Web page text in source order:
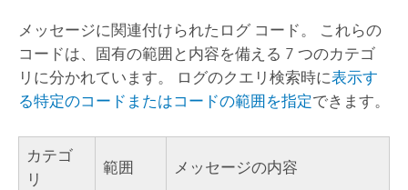
メッセージに関連付けられたログ コード。 これらの
コードは、固有の範囲と内容を備える 7 つのカテゴ
リに分かれています。 ログのクエリ検索時に表示す
る特定のコードまたはコードの範囲を指定できます。
カテゴ
リ
範囲 メッセージの内容